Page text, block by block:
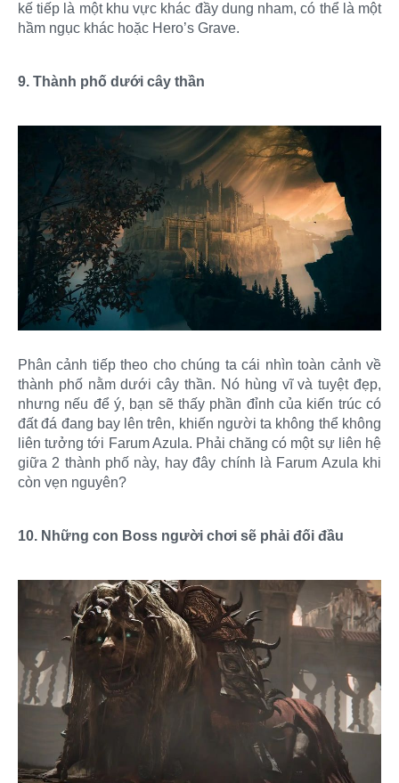
kế tiếp là một khu vực khác đầy dung nham, có thể là một
hầm ngục khác hoặc Hero’s Grave.
9. Thành phố dưới cây thần
Phân cảnh tiếp theo cho chúng ta cái nhìn toàn cảnh về
thành phố nằm dưới cây thần. Nó hùng vĩ và tuyệt đẹp,
nhưng nếu để ý, bạn sẽ thấy phần đỉnh của kiến trúc có
đất đá đang bay lên trên, khiến người ta không thể không
liên tưởng tới Farum Azula. Phải chăng có một sự liên hệ
giữa 2 thành phố này, hay đây chính là Farum Azula khi
còn vẹn nguyên?
10. Những con Boss người chơi sẽ phải đối đầu